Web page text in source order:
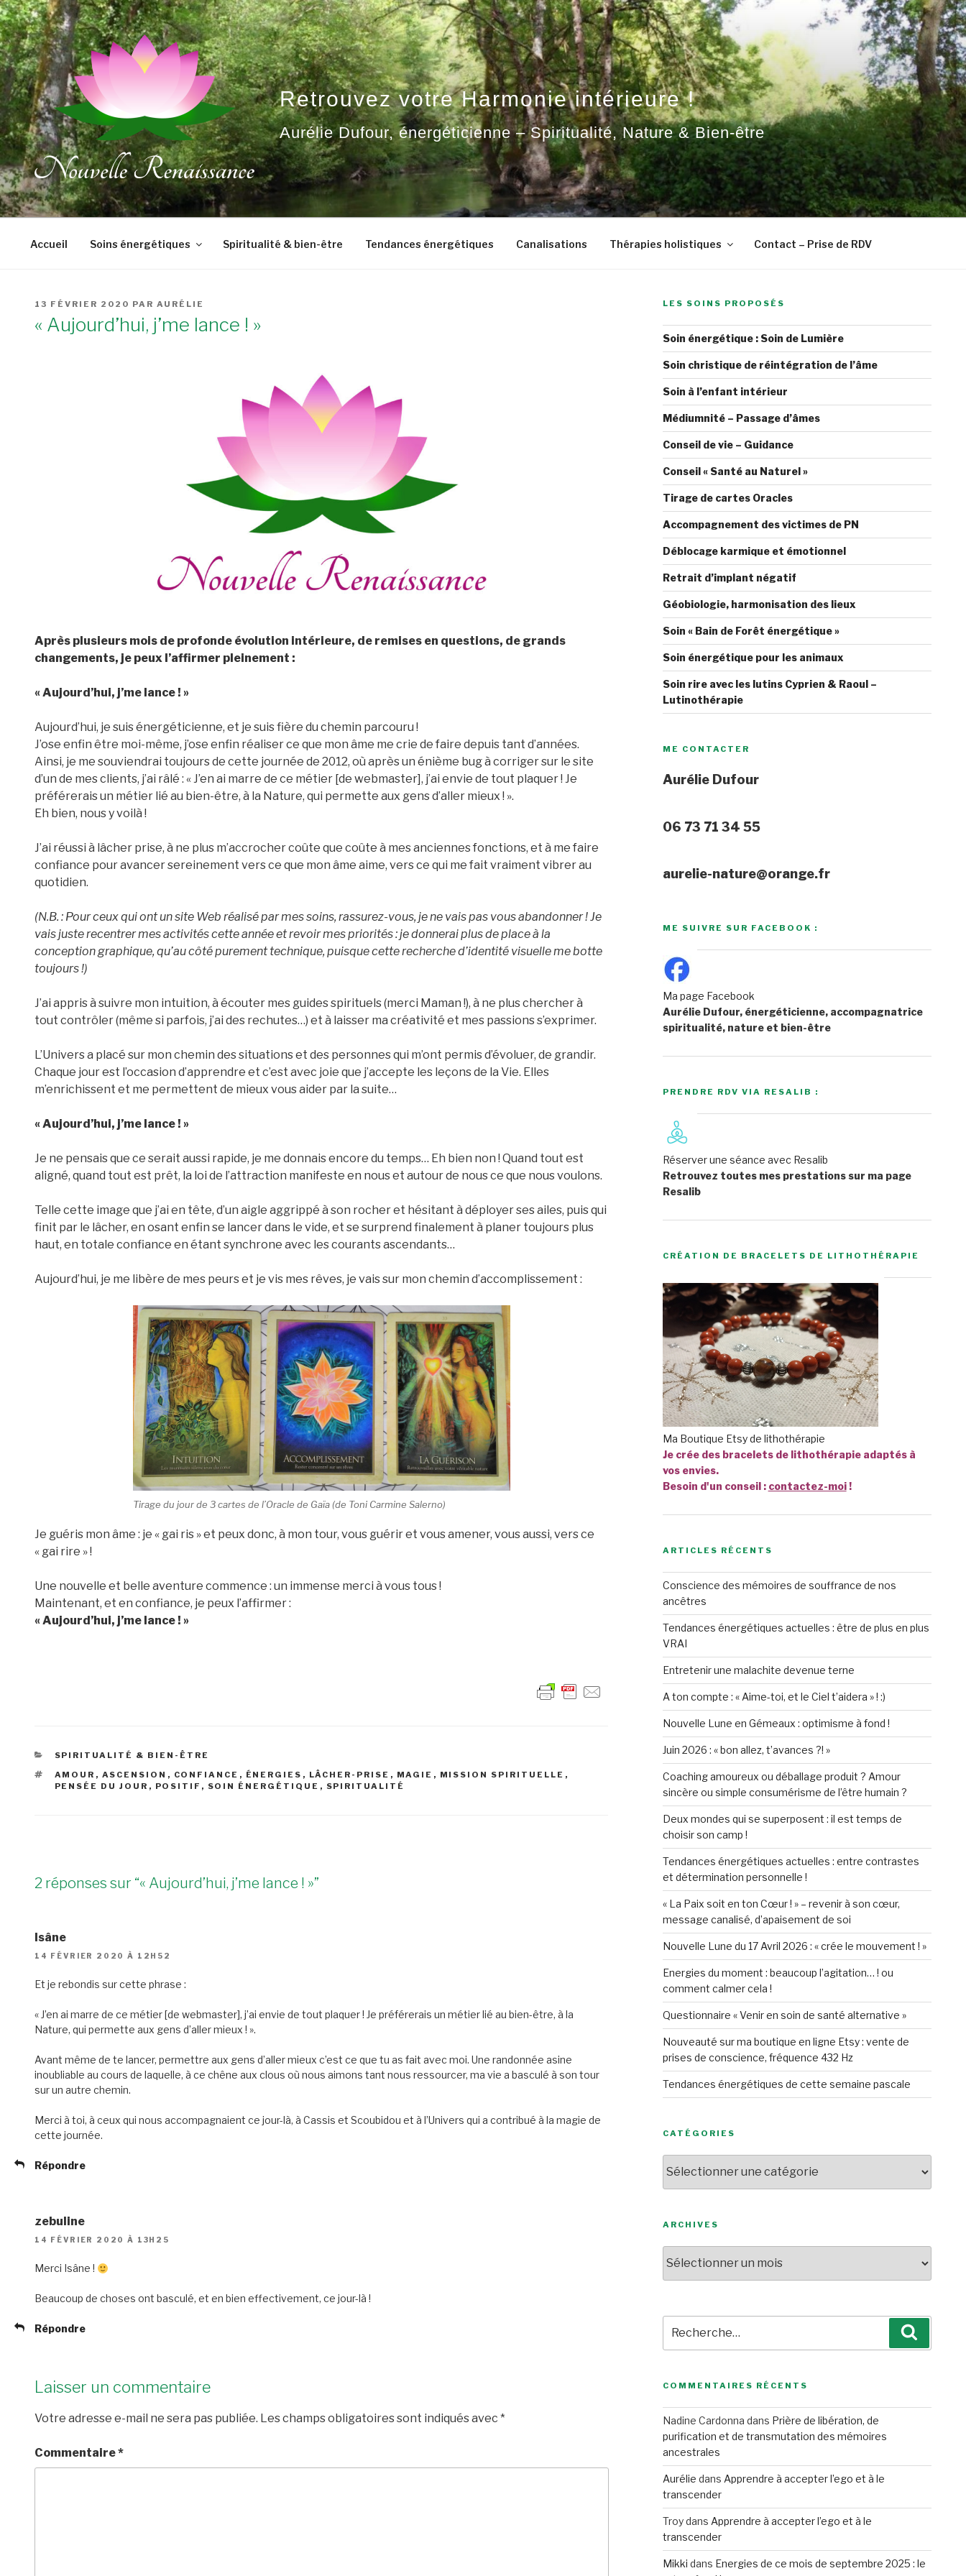
Aller
au
contenu
principal
Retrouvez votre Harmonie intérieure !
Aurélie Dufour, énergéticienne – Spiritualité, Nature & Bien-être
Accueil Soins énergétiques Spiritualité & bien-être Tendances énergétiques Canalisations Thérapies holistiques Contact – Prise de RDV
PUBLIÉ
13 FÉVRIER 2020 PAR AURÉLIE
« Aujourd’hui, j’me lance ! »
Après plusieurs mois de profonde évolution intérieure, de remises en questions, de grands
changements, je peux l’affirmer pleinement :
« Aujourd’hui, j’me lance ! »
Aujourd’hui, je suis énergéticienne, et je suis fière du chemin parcouru !
J’ose enfin être moi-même, j’ose enfin réaliser ce que mon âme me crie de faire depuis tant d’années.
Ainsi, je me souviendrai toujours de cette journée de 2012, où après un énième bug à corriger sur le site
d’un de mes clients, j’ai râlé : « J’en ai marre de ce métier [de webmaster], j’ai envie de tout plaquer ! Je
préférerais un métier lié au bien-être, à la Nature, qui permette aux gens d’aller mieux ! ».
Eh bien, nous y voilà !
J’ai réussi à lâcher prise, à ne plus m’accrocher coûte que coûte à mes anciennes fonctions, et à me faire
confiance pour avancer sereinement vers ce que mon âme aime, vers ce qui me fait vraiment vibrer au
quotidien.
(N.B. : Pour ceux qui ont un site Web réalisé par mes soins, rassurez-vous, je ne vais pas vous abandonner ! Je
vais juste recentrer mes activités cette année et revoir mes priorités : je donnerai plus de place à la
conception graphique, qu’au côté purement technique, puisque cette recherche d’identité visuelle me botte
toujours !)
J’ai appris à suivre mon intuition, à écouter mes guides spirituels (merci Maman !), à ne plus chercher à
tout contrôler (même si parfois, j’ai des rechutes…) et à laisser ma créativité et mes passions s’exprimer.
L’Univers a placé sur mon chemin des situations et des personnes qui m’ont permis d’évoluer, de grandir.
Chaque jour est l’occasion d’apprendre et c’est avec joie que j’accepte les leçons de la Vie. Elles
m’enrichissent et me permettent de mieux vous aider par la suite…
« Aujourd’hui, j’me lance ! »
Je ne pensais que ce serait aussi rapide, je me donnais encore du temps… Eh bien non ! Quand tout est
aligné, quand tout est prêt, la loi de l’attraction manifeste en nous et autour de nous ce que nous voulons.
Telle cette image que j’ai en tête, d’un aigle aggrippé à son rocher et hésitant à déployer ses ailes, puis qui
finit par le lâcher, en osant enfin se lancer dans le vide, et se surprend finalement à planer toujours plus
haut, en totale confiance en étant synchrone avec les courants ascendants…
Aujourd’hui, je me libère de mes peurs et je vis mes rêves, je vais sur mon chemin d’accomplissement :
Tirage du jour de 3 cartes de l’Oracle de Gaïa (de Toni Carmine Salerno)
Je guéris mon âme : je « gai ris » et peux donc, à mon tour, vous guérir et vous amener, vous aussi, vers ce
« gai rire » !
Une nouvelle et belle aventure commence : un immense merci à vous tous !
Maintenant, et en confiance, je peux l’affirmer :
« Aujourd’hui, j’me lance ! »
CATÉGORIES
SPIRITUALITÉ & BIEN-ÊTRE
ÉTIQUETTES
AMOUR , ASCENSION , CONFIANCE , ÉNERGIES , LÂCHER-PRISE , MAGIE , MISSION SPIRITUELLE ,
PENSÉE DU JOUR , POSITIF , SOIN ÉNERGÉTIQUE , SPIRITUALITÉ
2 réponses sur “« Aujourd’hui, j’me lance ! »”
Isâne
14 FÉVRIER 2020 À 12H52
Et je rebondis sur cette phrase :
« J’en ai marre de ce métier [de webmaster], j’ai envie de tout plaquer ! Je préférerais un métier lié au bien-être, à la
Nature, qui permette aux gens d’aller mieux ! ».
Avant même de te lancer, permettre aux gens d’aller mieux c’est ce que tu as fait avec moi. Une randonnée asine
inoubliable au cours de laquelle, à ce chêne aux clous où nous aimons tant nous ressourcer, ma vie a basculé à son tour
sur un autre chemin.
Merci à toi, à ceux qui nous accompagnaient ce jour-là, à Cassis et Scoubidou et à l’Univers qui a contribué à la magie de
cette journée.
Répondre
zebuline
14 FÉVRIER 2020 À 13H25
Merci Isâne !
Beaucoup de choses ont basculé, et en bien effectivement, ce jour-là !
Répondre
Laisser un commentaire
Votre adresse e-mail ne sera pas publiée. Les champs obligatoires sont indiqués avec *
Commentaire*
LES SOINS PROPOSÉS
Soin énergétique : Soin de Lumière
Soin christique de réintégration de l’âme
Soin à l’enfant intérieur
Médiumnité – Passage d’âmes
Conseil de vie – Guidance
Conseil « Santé au Naturel »
Tirage de cartes Oracles
Accompagnement des victimes de PN
Déblocage karmique et émotionnel
Retrait d’implant négatif
Géobiologie, harmonisation des lieux
Soin « Bain de Forêt énergétique »
Soin énergétique pour les animaux
Soin rire avec les lutins Cyprien & Raoul –
Lutinothérapie
ME CONTACTER
Aurélie Dufour
06 73 71 34 55
aurelie-nature@orange.fr
ME SUIVRE SUR FACEBOOK :
Ma page Facebook
Aurélie Dufour, énergéticienne, accompagnatrice
spiritualité, nature et bien-être
PRENDRE RDV VIA RESALIB :
Réserver une séance avec Resalib
Retrouvez toutes mes prestations sur ma page
Resalib
CRÉATION DE BRACELETS DE LITHOTHÉRAPIE
Ma Boutique Etsy de lithothérapie
Je crée des bracelets de lithothérapie adaptés à
vos envies.
Besoin d'un conseil : contactez-moi!
ARTICLES RÉCENTS
Conscience des mémoires de souffrance de nos
ancêtres
Tendances énergétiques actuelles : être de plus en plus
VRAI
Entretenir une malachite devenue terne
A ton compte : « Aime-toi, et le Ciel t’aidera » ! :)
Nouvelle Lune en Gémeaux : optimisme à fond !
Juin 2026 : « bon allez, t’avances ?! »
Coaching amoureux ou déballage produit ? Amour
sincère ou simple consumérisme de l’être humain ?
Deux mondes qui se superposent : il est temps de
choisir son camp !
Tendances énergétiques actuelles : entre contrastes
et détermination personnelle !
« La Paix soit en ton Cœur ! » – revenir à son cœur,
message canalisé, d’apaisement de soi
Nouvelle Lune du 17 Avril 2026 : « crée le mouvement ! »
Energies du moment : beaucoup l’agitation… ! ou
comment calmer cela !
Questionnaire « Venir en soin de santé alternative »
Nouveauté sur ma boutique en ligne Etsy : vente de
prises de conscience, fréquence 432 Hz
Tendances énergétiques de cette semaine pascale
CATÉGORIES
ARCHIVES
pour
:
COMMENTAIRES RÉCENTS
Nadine Cardonna dans Prière de libération, de
purification et de transmutation des mémoires
ancestrales
Aurélie dans Apprendre à accepter l’ego et à le
transcender
Troydans Apprendre à accepter l’ego et à le
transcender
Mikki dans Energies de ce mois de septembre 2025 : le